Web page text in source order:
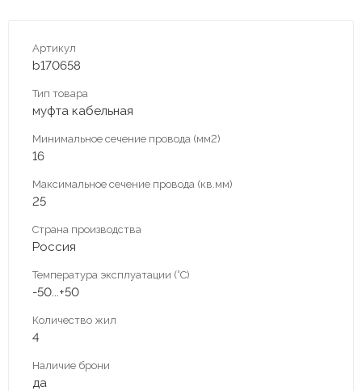
Артикул
b170658
Тип товара
муфта кабельная
Минимальное сечение провода (мм2)
16
Максимальное сечение провода (кв.мм)
25
Страна производства
Россия
Температура эксплуатации (°С)
-50...+50
Количество жил
4
Наличие брони
да